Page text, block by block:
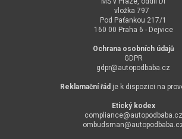
vložka 797
Pod Paťankou 217/1
160 00 Praha 6 - Dejvice
Ochrana osobních údajů
GDPR
gdpr@autopodbaba.cz
Reklamační řád je k dispozici na
Etický kodex
compliance@autopodbaba.cz
ombudsman@